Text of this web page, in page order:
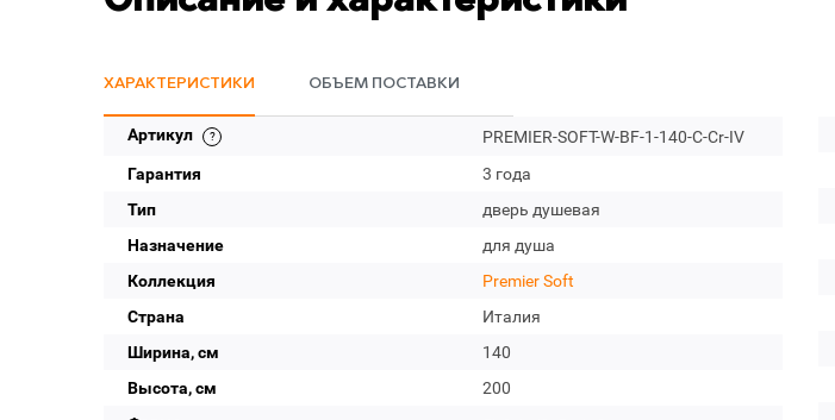
ХАРАКТЕРИСТИКИ ОБЪЕМ ПОСТАВКИ
Артикул
PREMIER-SOFT-W-BF-1-140-C-Cr-IV
Гарантия
3 года
Тип
дверь душевая
Назначение
для душа
Коллекция
Premier Soft
Страна
Италия
Ширина, см
140
Высота, см
200